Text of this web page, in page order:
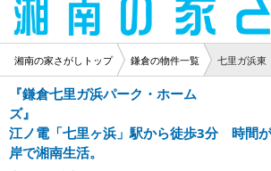
湘南の家さがしトップ 鎌倉の物件一覧 七里ガ浜東
『鎌倉七里ガ浜パーク・ホーム
ズ
江ノ電「七里ヶ浜」駅から徒歩3分 時間
岸で湘南生活。